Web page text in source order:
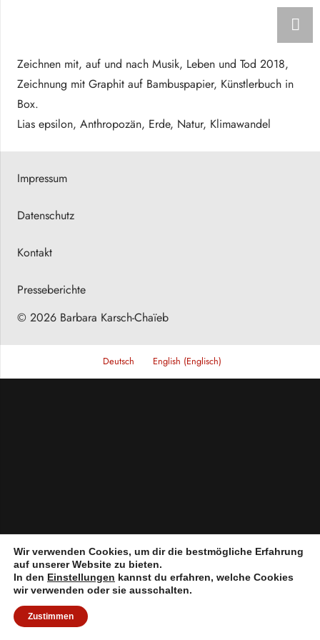
Zeichnen mit, auf und nach Musik, Leben und Tod 2018,
Zeichnung mit Graphit auf Bambuspapier, Künstlerbuch in
Box.
Lias epsilon, Anthropozän, Erde, Natur, Klimawandel
Impressum
Datenschutz
Kontakt
Presseberichte
© 2026 Barbara Karsch-Chaïeb
Wir verwenden Cookies, um dir die bestmögliche Erfahrung
auf unserer Website zu bieten.
In den Einstellungen kannst du erfahren, welche Cookies
wir verwenden oder sie ausschalten.
Zustimmen
Deutsch English (Englisch)